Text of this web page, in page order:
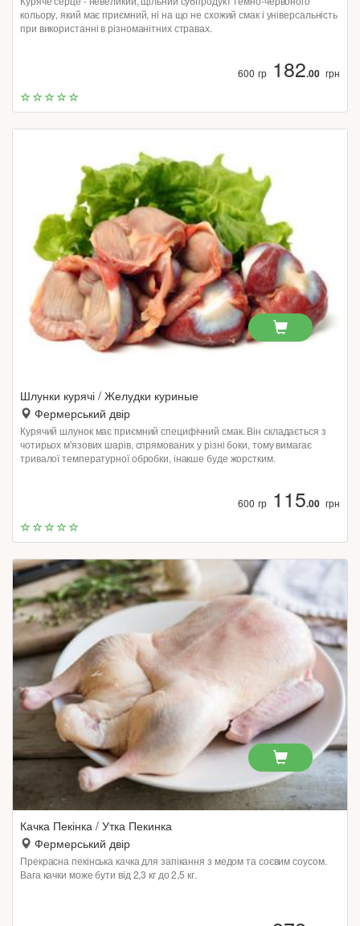
кольору, який має приємний, ні на що не схожий смак і універсальність
при використанні в різноманітних стравах.
600 гр182.00 грн
Шлунки курячі / Желудки куриные
Фермерський двір
Курячий шлунок має приємний специфічний смак. Він складається з
чотирьох м'язових шарів, спрямованих у різні боки, тому вимагає
тривалої температурної обробки, інакше буде жорстким.
600 гр115.00 грн
Качка Пекінка / Утка Пекинка
Фермерський двір
Прекрасна пекінська качка для запікання з медом та соєвим соусом.
Вага качки може бути від 2,3 кг до 2,5 кг.